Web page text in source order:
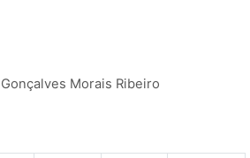
Morais Ribeiro